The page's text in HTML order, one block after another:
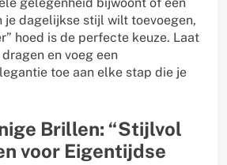
je dagelijkse stijl wilt toevoegen,
hoed is de perfecte keuze. Laat
en voeg een
toe aan elke stap die je
Brillen: “Stijlvol
voor Eigentijdse